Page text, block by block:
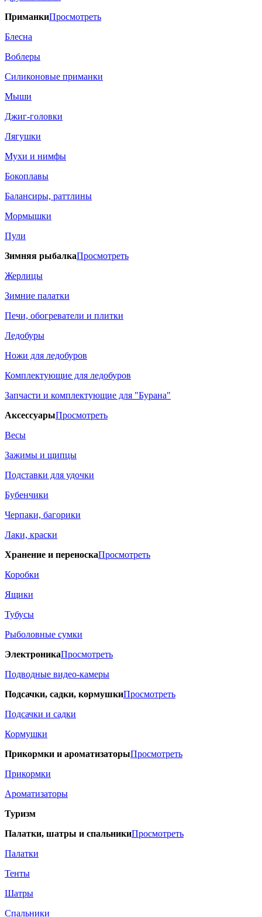
ПриманкиПросмотреть
Блесна
Воблеры
Силиконовые приманки
Мыши
Джиг-головки
Лягушки
Мухи и нимфы
Бокоплавы
Балансиры, раттлины
Мормышки
Пули
Зимняя рыбалкаПросмотреть
Жерлицы
Зимние палатки
Печи, обогреватели и плитки
Ледобуры
Ножи для ледобуров
Комплектующие для ледобуров
Запчасти и комплектующие для "Бурана"
АксессуарыПросмотреть
Весы
Зажимы и щипцы
Подставки для удочки
Бубенчики
Черпаки, багорики
Лаки, краски
Хранение и переноскаПросмотреть
Коробки
Ящики
Тубусы
Рыболовные сумки
ЭлектроникаПросмотреть
Подводные видео-камеры
Подсачки, садки, кормушкиПросмотреть
Подсачки и садки
Кормушки
Прикормки и ароматизаторыПросмотреть
Прикормки
Ароматизаторы
Туризм
Палатки, шатры и спальникиПросмотреть
Палатки
Тенты
Шатры
Спальники